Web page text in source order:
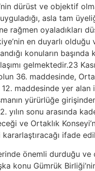
dürüst ve objektif
asla tam
rağmen oyaladıkları
en duyarlı olduğu
konuların
gelmektedir.23
36. maddesinde,
12. maddesinde yer
yürürlüğe
yılın sonu arasında
ve Ortaklık
ifade
önemli durduğu ve
konu Gümrük